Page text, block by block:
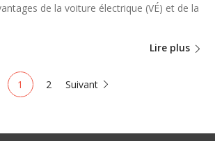
de la voiture électrique (VÉ) et de la
Lire plus
1 2 Suivant